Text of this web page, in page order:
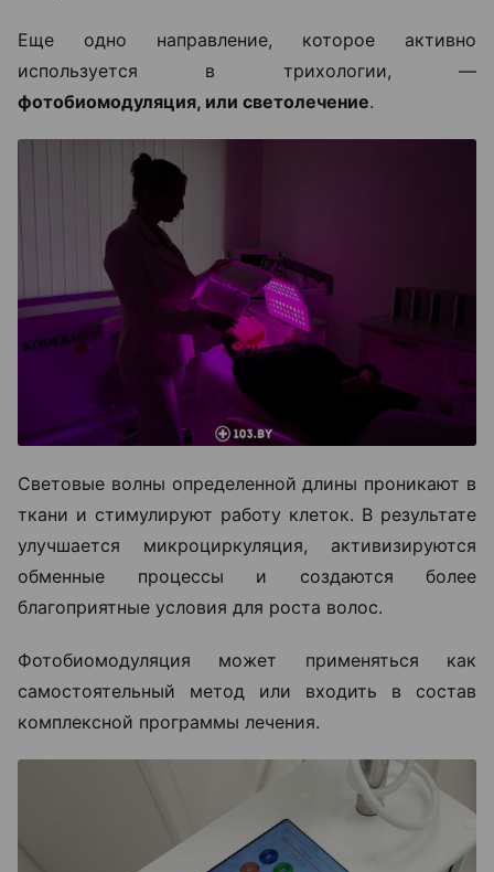
Еще одно направление, которое активно
используется в трихологии, —
фотобиомодуляция, или светолечение.
Световые волны определенной длины проникают в
ткани и стимулируют работу клеток. В результате
улучшается микроциркуляция, активизируются
обменные процессы и создаются более
благоприятные условия для роста волос.
Фотобиомодуляция может применяться как
самостоятельный метод или входить в состав
комплексной программы лечения.